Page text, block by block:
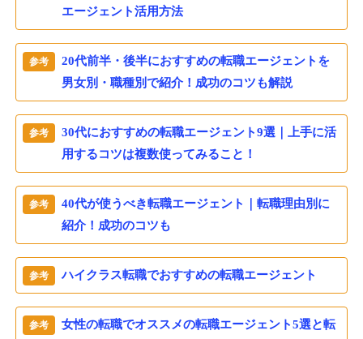
エージェント活用方法
20代前半・後半におすすめの転職エージェントを
男女別・職種別で紹介！成功のコツも解説
30代におすすめの転職エージェント9選｜上手に活
用するコツは複数使ってみること！
40代が使うべき転職エージェント｜転職理由別に
紹介！成功のコツも
ハイクラス転職でおすすめの転職エージェント
女性の転職でオススメの転職エージェント5選と転